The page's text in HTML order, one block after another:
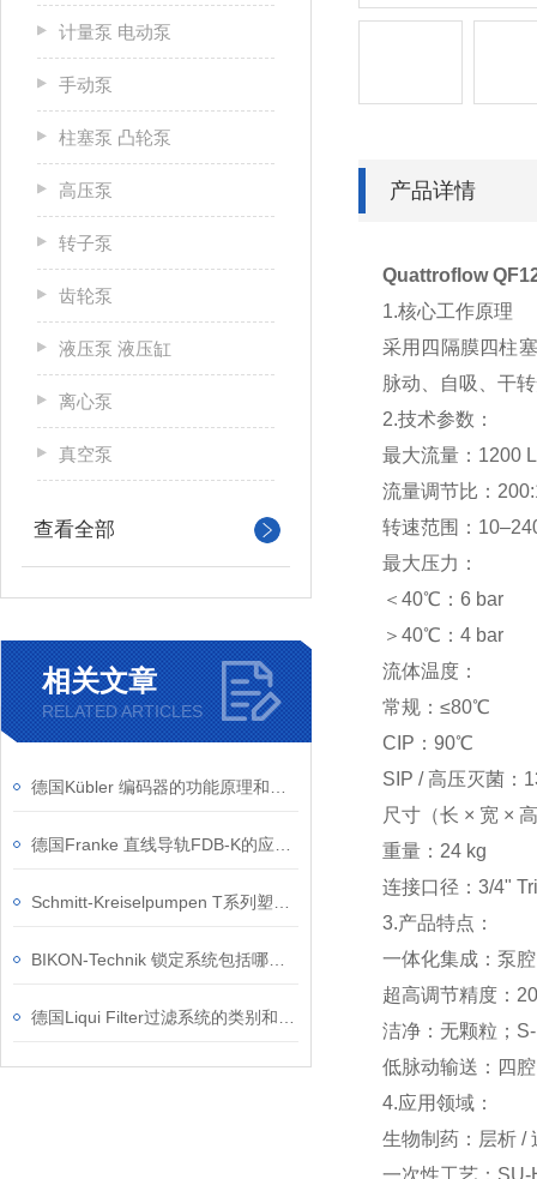
计量泵 电动泵
手动泵
柱塞泵 凸轮泵
高压泵
转子泵
齿轮泵
液压泵 液压缸
离心泵
真空泵
查看全部
相关文章
RELATED ARTICLES
产品详情
Quattroflow
1.核心工作原理
采用四隔膜四柱
脉动、自吸、干
2.技术参数：
最大流量：1200
流量调节比：
转速范围：
最大压力：
＜40℃：6 bar
＞40℃：4 bar
流体温度：
常规：≤80℃
CIP：90℃
SIP / 高压灭菌：
尺寸（长 × 宽 ×
重量：24 kg
连接口径：3/4"
3.产品特点：
一体化集成：泵
超高调节精度：
洁净：无颗粒；
低脉动输送：四
4.应用领域：
生物制药：层析 /
一次性工艺：